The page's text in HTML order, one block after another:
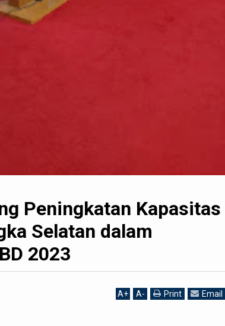
Peningkatan Kapasitas
Selatan dalam
2023
A+ A- Print Email